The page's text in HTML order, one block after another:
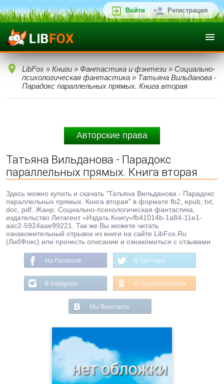
Войти Регистрация
LibFox » Книги » Фантастика и фэнтези » Социально-
психологическая фантастика » Татьяна Вильданова -
Парадокс параллельных прямых. Книга вторая
Авторские права
Татьяна Вильданова - Парадокс
параллельных прямых. Книга вторая
Здесь можно купить и скачать "Татьяна Вильданова - Парадокс
параллельных прямых. Книга вторая" в формате fb2, epub, txt,
doc, pdf. Жанр: Социально-психологическая фантастика,
издательство Литагент «Издать Книгу»fb41014b-1a84-11e1-
aac2-5924aae99221. Так же Вы можете читать
ознакомительный отрывок из книги на сайте LibFox.Ru
(ЛибФокс) или прочесть описание и ознакомиться с отзывами.
На Facebook В Твиттере
В Instagram В Одноклассниках
Мы Вконтакте